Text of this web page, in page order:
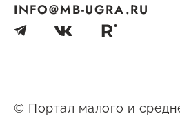
О фонде
Документы
© Портал малого и
INFO@MB-UGRA.RU